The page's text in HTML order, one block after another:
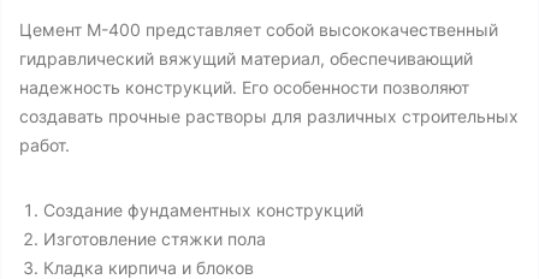
Цемент М-400 представляет собой высококачественный
гидравлический вяжущий материал, обеспечивающий
надежность конструкций. Его особенности позволяют
создавать прочные растворы для различных строительных
работ.
Создание фундаментных конструкций
Изготовление стяжки пола
Кладка кирпича и блоков